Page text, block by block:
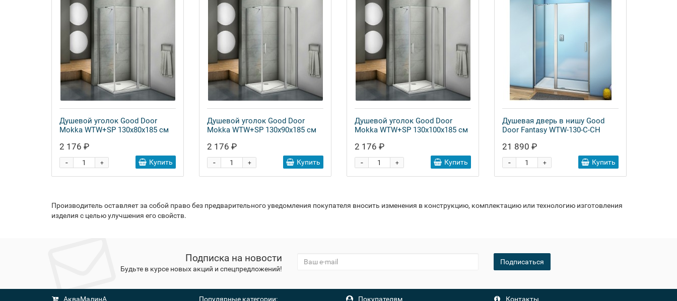
Душевой уголок Good Door
Mokka WTW+SP 130х80х185 см
2 176 ₽
+
- Купить
Душевой уголок Good Door
Mokka WTW+SP 130х90х185 см
2 176 ₽
+
- Купить
Душевой уголок Good Door
Mokka WTW+SP 130х100х185 см
2 176 ₽
+
- Купить
Душевая дверь в нишу Good
Door Fantasy WTW-130-C-CH
21 890 ₽
+
- Купить
Производитель оставляет за собой право без предварительного уведомления покупателя вносить изменения в конструкцию, комплектацию или технологию изготовления
изделия с целью улучшения его свойств.
Подписка на новости
Будьте в курсе новых акций и спецпредложений!
Подписаться
АкваМалинА Популярные категории: Покупателям Контакты